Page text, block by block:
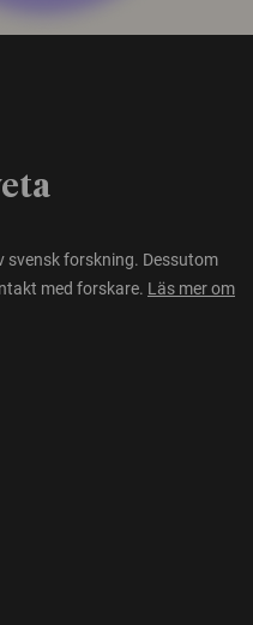
svensk forskning. Dessutom
med forskare. Läs mer om